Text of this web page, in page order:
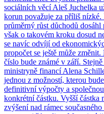
sociálních věcí Aleš Juchelka
korun považuje za příliš
průměrný růst důchodů
však o takovém kroku dosud
se navíc odvíjí od
propočet se ještě může
číslo bude známé v září.
ministryně financí Alena
jednou z možností, kterou
definitivní výpočty a
konkrétní částku. Vyšší částka
zvýšení nad rámec